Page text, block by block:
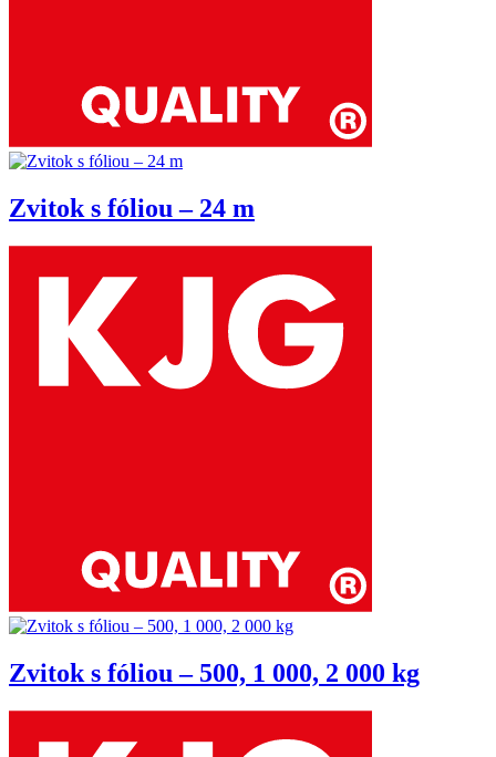
Zvitok s fóliou – 24 m
Zvitok s fóliou – 500, 1 000, 2 000 kg